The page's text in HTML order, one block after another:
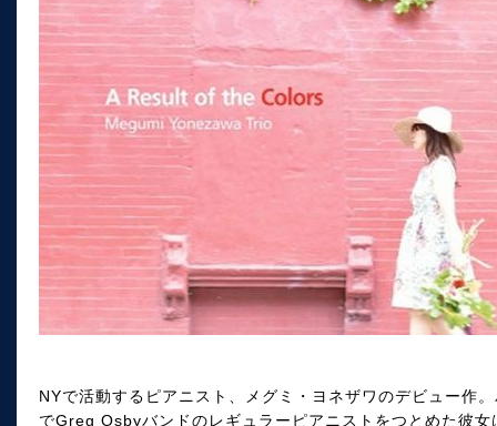
NYで活動するピアニスト、メグミ・ヨネザワのデビュー作
でGreg Osbyバンドのレギュラーピアニストをつとめた彼